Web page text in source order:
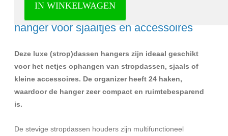
IN WINKELWAGEN
Stropdassenhanger – dassenhanger-
hanger voor sjaaltjes en accessoires
Deze luxe (strop)dassen hangers zijn ideaal geschikt
voor het netjes ophangen van stropdassen, sjaals of
kleine accessoires. De organizer heeft 24 haken,
waardoor de hanger zeer compact en ruimtebesparend
is.
De stevige stropdassen houders zijn multifunctioneel